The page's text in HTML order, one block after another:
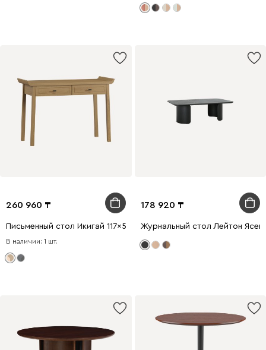
260 960
Письменный стол Икигай 117x51 Дуб Светлый
В наличии: 1 шт.
178 920
Журнальный стол Лейтон